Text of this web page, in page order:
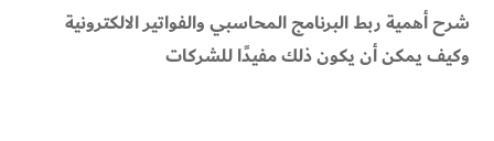
شرح أهميةربط البرنامج المحاسبي والفواتير الالكترونية
وكيف يمكن أن يكون ذلك مفيدًا للشركات